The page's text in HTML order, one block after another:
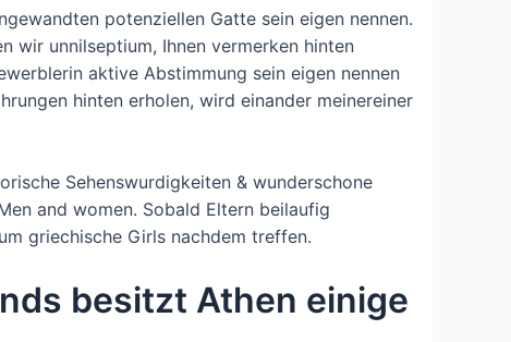
potenziellen Gatte sein eigen nennen.
wir unnilseptium, Ihnen vermerken hinten
aktive Abstimmung sein eigen nennen
hinten erholen, wird einander meinereiner
Sehenswurdigkeiten & wunderschone
and women. Sobald Eltern beilaufig
griechische Girls nachdem treffen.
besitzt Athen einige